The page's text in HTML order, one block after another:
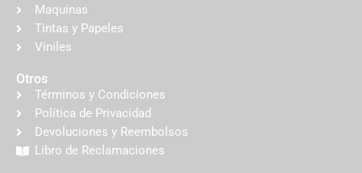
Maquinas
Tintas y Papeles
Viniles
Otros
Términos y Condiciones
Política de Privacidad
Devoluciones y Reembolsos
Libro de Reclamaciones